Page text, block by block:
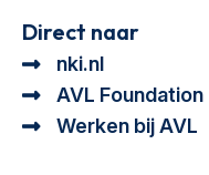
Direct naar
nki.nl
AVL Foundation
Werken bij AVL